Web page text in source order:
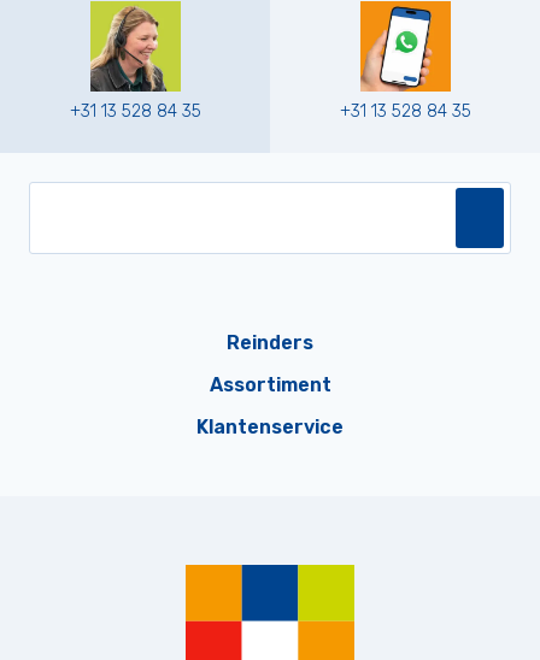
+31 13 528 84 35 +31 13 528 84 35
Reinders
Assortiment
Klantenservice